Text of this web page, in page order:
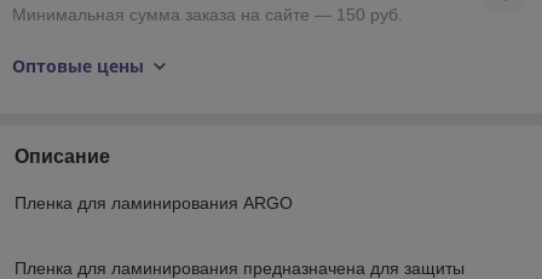
Минимальная сумма заказа на сайте — 150 руб.
Оптовые цены
Описание
Пленка для ламинирования ARGO
Пленка для ламинирования предназначена для защиты